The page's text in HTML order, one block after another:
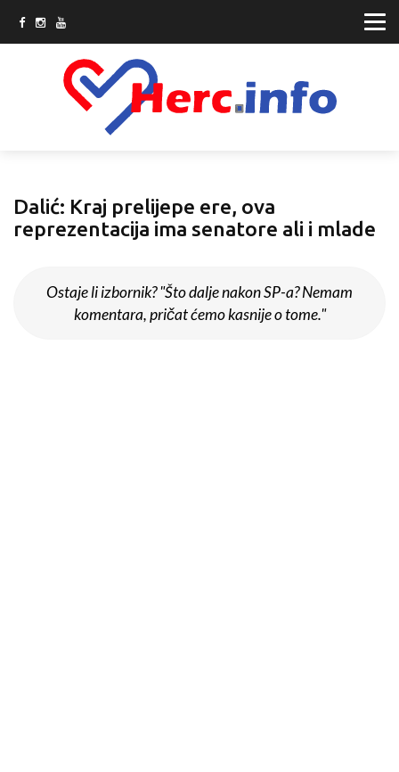
Dalić: Kraj prelijepe ere, ova
reprezentacija ima senatore ali i mlade
Ostaje li izbornik? "Što dalje nakon SP-a? Nemam
komentara, pričat ćemo kasnije o tome."